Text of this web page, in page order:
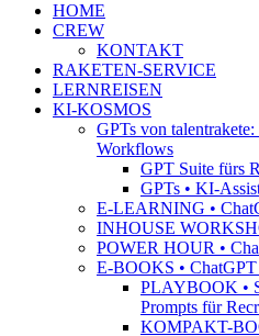
HOME
CREW
KONTAKT
RAKETEN-SERVICE
LERNREISEN
KI-KOSMOS
GPTs von
Workflows
GPT Suite fürs
GPTs • KI-
E-LEARNING •
INHOUSE
POWER HOUR •
E-BOOKS •
PLAYBOOK •
Prompts für
KOMPAKT-